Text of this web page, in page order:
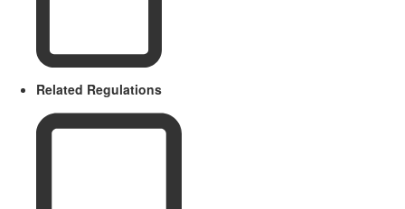
Related Regulations